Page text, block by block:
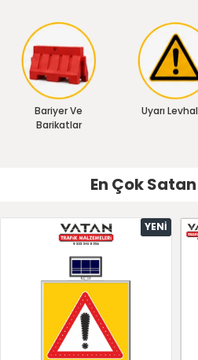
Bariyer Ve
Barikatlar
Uyarı
En Çok
YENI